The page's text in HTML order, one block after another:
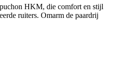
HKM, die comfort en stijl
ruiters. Omarm de paardrij